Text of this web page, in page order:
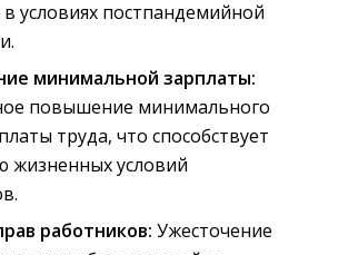
условиях постпандемийной
минимальной зарплаты:
повышение минимального
труда, что способствует
жизненных условий
работников: Ужесточение